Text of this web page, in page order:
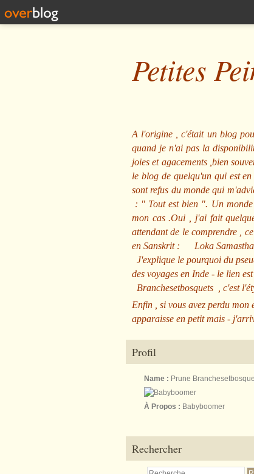
Petites
A l'origine , c'était un blog
quand je n'ai pas la
joies et agacements ,bien
le blog de quelqu'un qui est
sont refus du monde qui
: " Tout est bien ". Un monde
mon cas .Oui , j'ai fait
attendant de le comprendre ,
en Sanskrit : Loka
J'explique le pourquoi du
des voyages en Inde - le lien
Branchesetbosquets
, c'est
Enfin , si vous avez perdu mon
apparaisse en petit mais -
Profil
Name : Prune
À Propos : Babyboomer
Rechercher